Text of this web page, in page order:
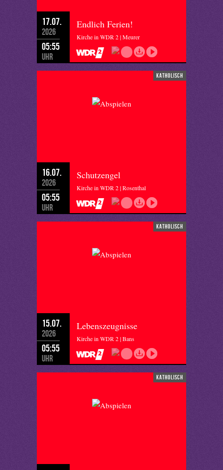
17.07.
2026
05:55
Uhr
Endlich Ferien!
Kirche in WDR 2 | Meurer
katholisch
16.07.
2026
05:55
Uhr
Schutzengel
Kirche in WDR 2 | Rosenthal
katholisch
15.07.
2026
05:55
Uhr
Lebenszeugnisse
Kirche in WDR 2 | Bans
katholisch